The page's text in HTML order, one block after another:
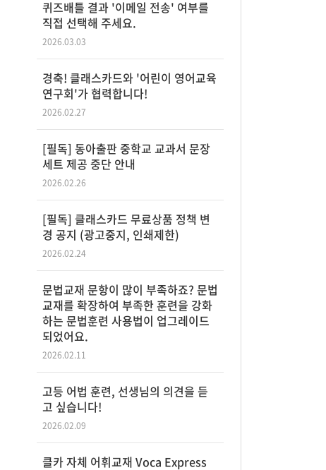
퀴즈배틀 결과 '이메일 전송' 여부를
직접 선택해 주세요.
2026.03.03
경축! 클래스카드와 '어린이 영어교육
연구회'가 협력합니다!
2026.02.27
[필독] 동아출판 중학교 교과서 문장
세트 제공 중단 안내
2026.02.26
[필독] 클래스카드 무료상품 정책 변
경 공지 (광고중지, 인쇄제한)
2026.02.24
문법교재 문항이 많이 부족하죠? 문법
교재를 확장하여 부족한 훈련을 강화
하는 문법훈련 사용법이 업그레이드
되었어요.
2026.02.11
고등 어법 훈련, 선생님의 의견을 듣
고 싶습니다!
2026.02.09
클카 자체 어휘교재 Voca Express